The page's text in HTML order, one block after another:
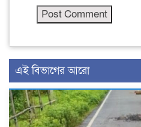
এই বিভাগের আরো